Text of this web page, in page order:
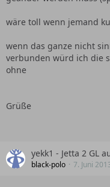
wäre toll wenn jemand
wenn das ganze nicht
verbunden würd ich die
ohne
Grüße
yekk1 - Jetta 2 GL
black-polo 7. Juni